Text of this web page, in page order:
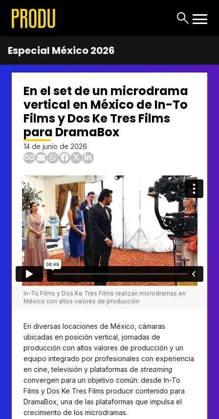
Especial México 2026
En el set de un microdrama
vertical en México de In-To
Films y Dos Ke Tres Films
para DramaBox
14 de junio de 2026
In-To Films y Dos Ke Tres Films realizan microdramas en
México con altos valores de producción
En diversas locaciones de México, cámaras
ubicadas en posición vertical, jornadas de
producción con altos valores de producción y un
equipo integrado por profesionales con experiencia
en cine, televisión y plataformas de streaming
convergen para un objetivo común: desde In-To
Films y Dos Ke Tres Films producir contenido para
DramaBox, una de las plataformas que impulsa el
crecimiento de los microdramas.